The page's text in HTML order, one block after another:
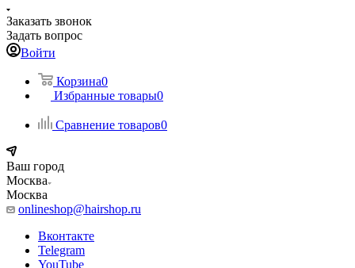
Заказать звонок
Задать вопрос
Войти
Корзина0
Избранные товары0
Сравнение товаров0
Ваш город
Москва
Москва
onlineshop@hairshop.ru
Вконтакте
Telegram
YouTube